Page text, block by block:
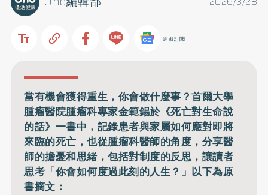
追蹤訂閱
當有機會獲得重生，你會做什麼事？首爾大學
腫瘤醫院腫瘤科專家金範錫於《死亡對生命說
的話》一書中，記錄患者與家屬如何應對即將
來臨的死亡，也從腫瘤科醫師的角度，分享醫
師的擔憂和思緒，包括對制度的反思，讓讀者
思考「你會如何度過此刻的人生？」以下為原
書摘文：